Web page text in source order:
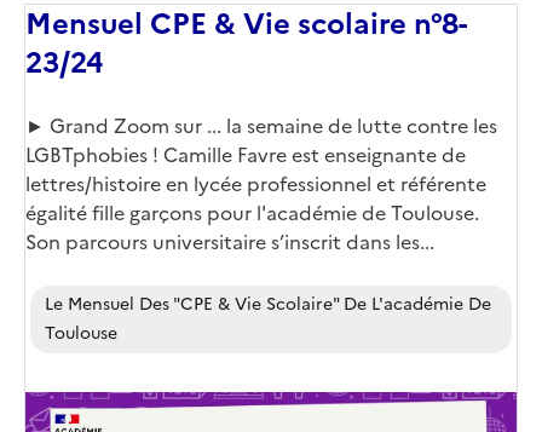
Mensuel CPE & Vie scolaire n°8-
23/24
Corps
► Grand Zoom sur ... la semaine de lutte contre les
LGBTphobies ! Camille Favre est enseignante de
lettres/histoire en lycée professionnel et référente
égalité fille garçons pour l'académie de Toulouse.
Son parcours universitaire s’inscrit dans les...
Le Mensuel Des "CPE & Vie Scolaire" De L'académie De
Toulouse
Image